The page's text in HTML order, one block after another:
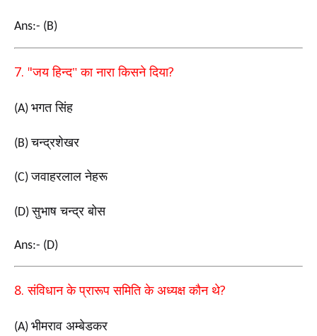
Ans:- (B)
7. "जय हिन्द" का नारा किसने दिया?
(A) भगत सिंह
(B)चन्द्रशेखर
(C)जवाहरलाल नेहरू
(D)सुभाष चन्द्र बोस
Ans:- (D)
8.संविधान के प्रारूप समिति के अध्यक्ष कौन थे?
(A) भीमराव अम्बेडकर